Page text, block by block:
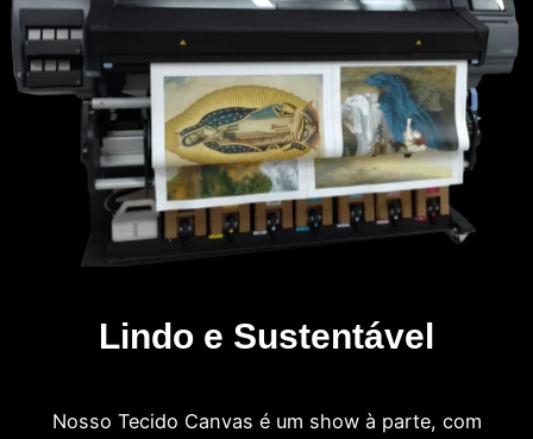
Lindo e Sustentável
Nosso Tecido Canvas é um show à parte, com